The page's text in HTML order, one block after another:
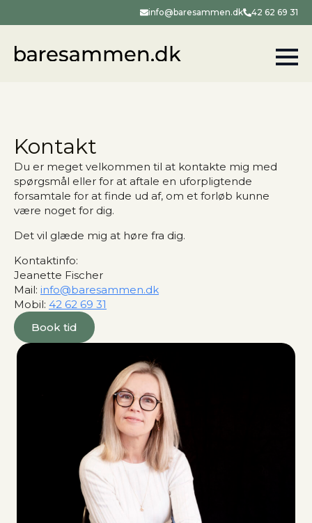
info@baresammen.dk 42 62 69 31
Kontakt
Du er meget velkommen til at kontakte mig med
spørgsmål eller for at aftale en uforpligtende
forsamtale for at finde ud af, om et forløb kunne
være noget for dig.
Det vil glæde mig at høre fra dig.
Kontaktinfo:
Jeanette Fischer
Mail: info@baresammen.dk
Mobil: 42 62 69 31
Book tid